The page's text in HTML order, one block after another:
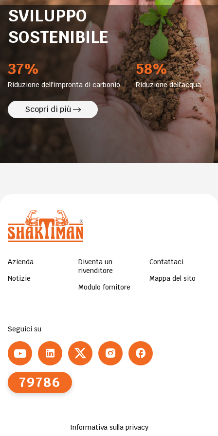
SVILUPPO
SOSTENIBILE
37%
Riduzione dell'impronta di carbonio
58%
Riduzione dell'acqua
Scopri di più
Azienda
Notizie
Diventa un
rivenditore
Modulo fornitore
Contattaci
Mappa del sito
Seguici su
79786
Informativa sulla privacy